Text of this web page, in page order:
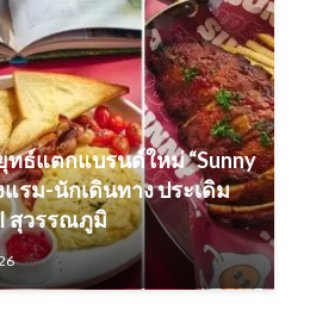
ธ์แตกแบรนด์ใหม่ “Sunny
แรม-นักเดินทาง ประเดิม
สุวรรณภูมิ